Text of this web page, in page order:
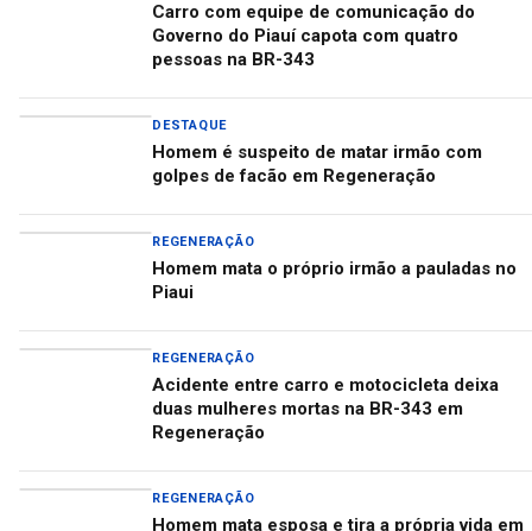
Carro com equipe de comunicação do
Governo do Piauí capota com quatro
pessoas na BR-343
DESTAQUE
Homem é suspeito de matar irmão com
golpes de facão em Regeneração
REGENERAÇÃO
Homem mata o próprio irmão a pauladas no
Piaui
REGENERAÇÃO
Acidente entre carro e motocicleta deixa
duas mulheres mortas na BR-343 em
Regeneração
REGENERAÇÃO
Homem mata esposa e tira a própria vida em